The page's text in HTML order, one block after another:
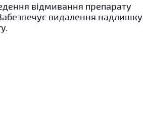
відмивання препарату
видалення надлишку